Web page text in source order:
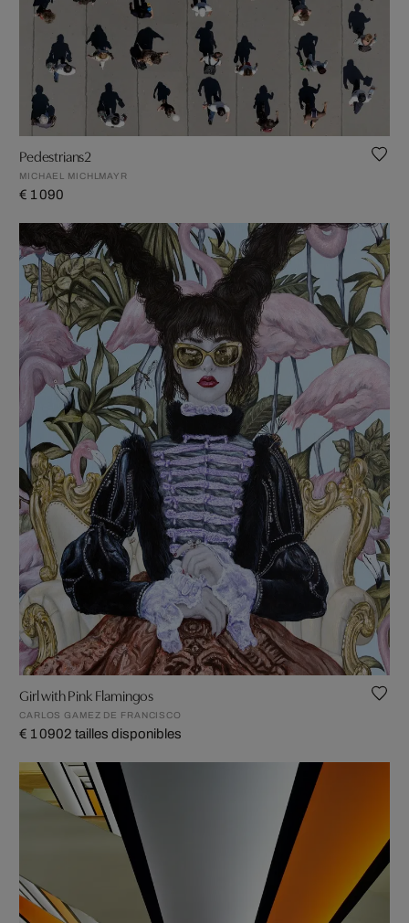
Pedestrians2
MICHAEL MICHLMAYR
€ 1 090
Girl with Pink Flamingos
CARLOS GAMEZ DE FRANCISCO
€ 1 0902 tailles disponibles